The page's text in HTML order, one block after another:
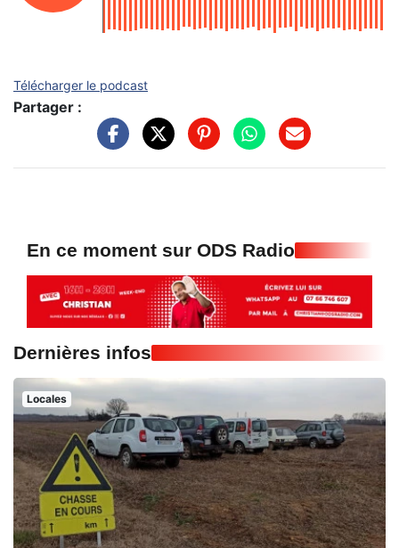
Télécharger le podcast
Partager :
En ce moment sur ODS Radio
Dernières infos
Locales